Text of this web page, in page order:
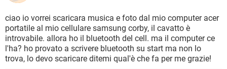
TIKTOK
HARDWARE
INSTAGRAM WHATSAPP
TIKTOK FACEBOOK
HARDWARE
INTRATTENIMENTO
iOS WINDOWS 10
INSTAGRAM WHATSAPP
TIKTOK FACEBOOK
COVID-19 GAMING
INTRATTENIMENTO ANDROID
iOS WINDOWS 10
ciao io vorrei scaricara musica e foto dal mio computer acer
portatile al mio cellulare samsung corby, il cavatto è
introvabile. allora ho il bluetooth del cell. ma il computer ce
l'ha? ho provato a scrivere bluetooth su start ma non lo
trova, lo devo scaricare ditemi qual'è che fa per me grazie!